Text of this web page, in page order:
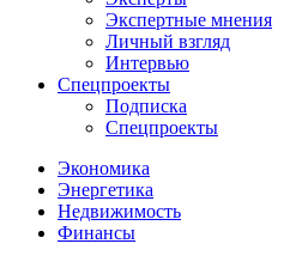
Экспертные мнения
Личный взгляд
Интервью
Спецпроекты
Подписка
Спецпроекты
Экономика
Энергетика
Недвижимость
Финансы